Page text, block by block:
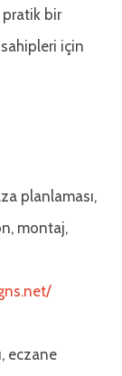
pratik bir
sahipleri için
planlaması,
montaj,
eczane